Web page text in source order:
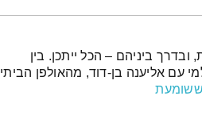
עכשווית, ובדרך ביניהם – הכל ייתכן. בין
עם אליענה בן-דוד, מהאולפן הביתי